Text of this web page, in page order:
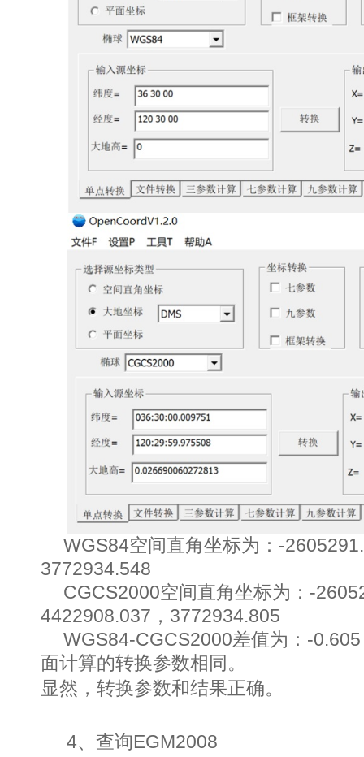
WGS84空间直角坐标为： -
3772934.548
CGCS2000空间直角坐标为： -
4422908.037 ， 3772934.805
WGS84-CGCS2000差值为： -0.605
面计算的转换参数相同。
显然，转换参数和结果正确。
4、查询EGM2008